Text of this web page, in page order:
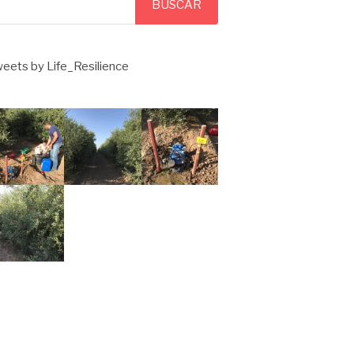
BUSCAR
by Life_Resilience